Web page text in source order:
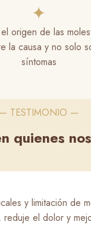
✦
origen de las
la causa y no solo
síntomas
— TESTIMONIO —
quienes
y limitación de
el dolor y